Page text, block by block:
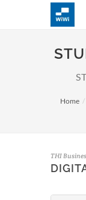
Home
THI